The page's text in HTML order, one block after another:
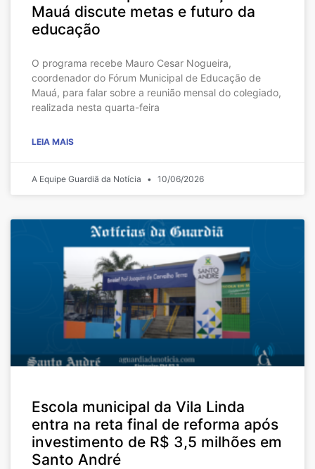
Mauá discute metas e futuro da
educação
O programa recebe Mauro Cesar Nogueira,
coordenador do Fórum Municipal de Educação de
Mauá, para falar sobre a reunião mensal do colegiado,
realizada nesta quarta-feira
LEIA MAIS
A Equipe Guardiã da Notícia 10/06/2026
Escola municipal da Vila Linda
entra na reta final de reforma após
investimento de R$ 3,5 milhões em
Santo André